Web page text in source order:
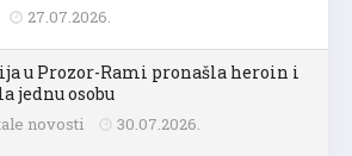
27.07.2026.
u Prozor-Rami pronašla heroin i
jednu osobu
novosti 30.07.2026.